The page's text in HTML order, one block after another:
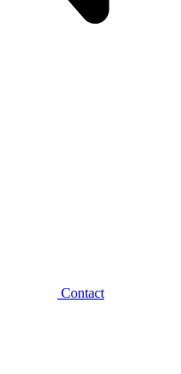
Contact